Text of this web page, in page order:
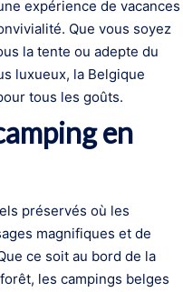
expérience de vacances
Que vous soyez
la tente ou adepte du
luxueux, la Belgique
tous les goûts.
en
préservés où les
magnifiques et de
ce soit au bord de la
les campings belges